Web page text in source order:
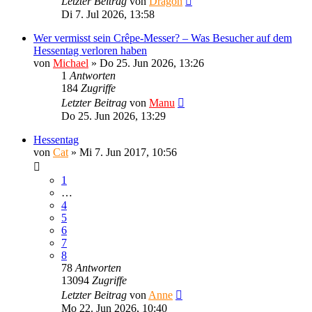
Di 7. Jul 2026, 13:58
Wer vermisst sein Crêpe-Messer? – Was Besucher auf dem
Hessentag verloren haben
von Michael » Do 25. Jun 2026, 13:26
1 Antworten
184 Zugriffe
Letzter Beitrag von Manu
Do 25. Jun 2026, 13:29
Hessentag
von Cat » Mi 7. Jun 2017, 10:56
1
…
4
5
6
7
8
78 Antworten
13094 Zugriffe
Letzter Beitrag von Anne
Mo 22. Jun 2026, 10:40